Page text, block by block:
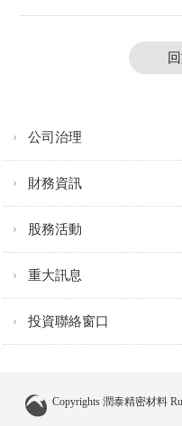
公司治理
財務資訊
股務活動
重大訊息
投資聯絡窗口
Copyrights 潤泰精密材料